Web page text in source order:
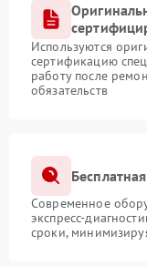
Используются
сертификацию
работу после
обязательств
Современное
экспресс-
сроки,